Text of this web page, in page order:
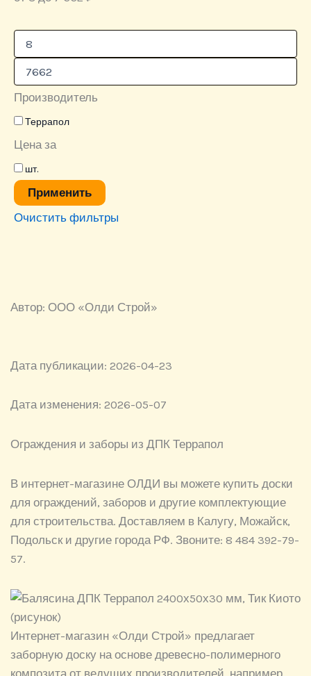
Производитель
Террапол
Цена за
шт.
Применить
Очистить фильтры
Автор: ООО «Олди Строй»
Дата публикации: 2026-04-23
Дата изменения: 2026-05-07
Ограждения и заборы из ДПК Террапол
В интернет-магазине ОЛДИ вы можете купить доски
для ограждений, заборов и другие комплектующие
для строительства. Доставляем в Калугу, Можайск,
Подольск и другие города РФ. Звоните: 8 484 392-79-
57.
Интернет-магазин «Олди Строй» предлагает
заборную доску на основе древесно-полимерного
композита от ведущих производителей, например,